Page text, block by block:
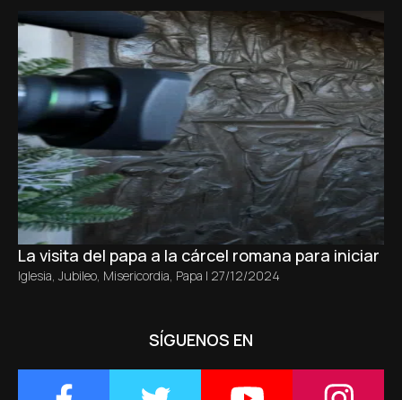
La visita del papa a la cárcel romana para iniciar el
Iglesia, Jubileo, Misericordia, Papa | 27/12/2024
SÍGUENOS EN